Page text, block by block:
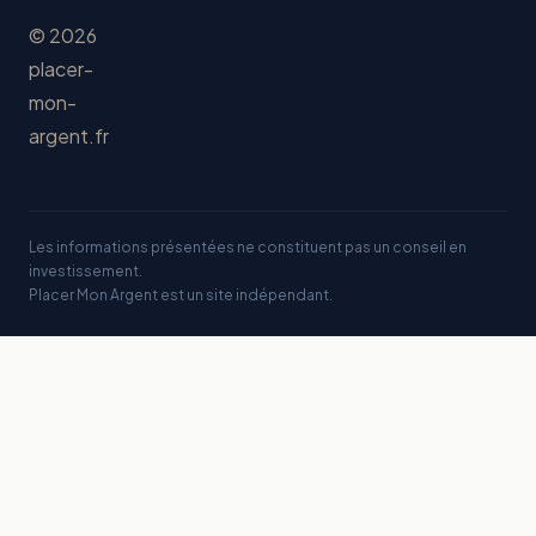
© 2026
placer-
mon-
argent.fr
Les informations présentées ne constituent pas un conseil en
investissement.
Placer Mon Argent est un site indépendant.